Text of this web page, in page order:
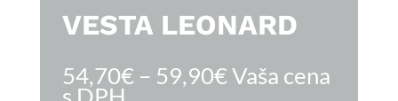
VESTA LEONARD
54,70€ – 59,90€Price
Vaša cena